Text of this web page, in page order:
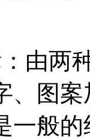
由两
、图
一般